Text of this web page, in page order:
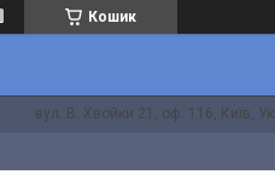
Кошик
вул. В. Хвойки 21, оф. 116, Київ,